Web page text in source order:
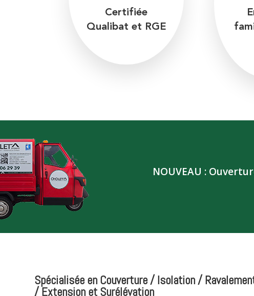
Certifiée
Qualibat et RGE
NOUVEAU :
Spécialisée en Couverture / Isolation /
/ Extension et Surélévation